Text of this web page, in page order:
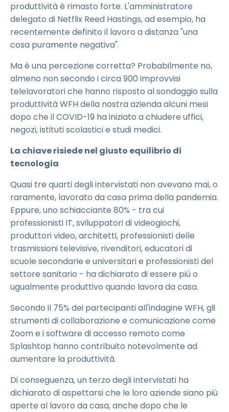
produttività è rimasto forte. L'amministratore
delegato di Netflix Reed Hastings, ad esempio, ha
recentemente definito il lavoro a distanza "una
cosa puramente negativa".
Ma è una percezione corretta? Probabilmente no,
almeno non secondo i circa 900 improvvisi
telelavoratori che hanno risposto al sondaggio sulla
produttività WFH della nostra aziendaalcuni mesi
dopo che il COVID-19 ha iniziato a chiudere uffici,
negozi, istituti scolastici e studi medici.
La chiave risiede nel giusto equilibrio di
tecnologia
Quasi tre quarti degli intervistati non avevano mai, o
raramente, lavorato da casa prima della pandemia.
Eppure, uno schiacciante 80% - tra cui
professionisti IT, sviluppatori di videogiochi,
produttori video, architetti, professionisti delle
trasmissioni televisive, rivenditori, educatori di
scuole secondarie e universitari e professionisti del
settore sanitario - ha dichiarato di essere più o
ugualmente produttivo quando lavora da casa.
Secondo il 75% dei partecipanti all'indagine WFH, gli
strumenti di collaborazione e comunicazione come
Zoom e i software di accesso remoto come
Splashtop hanno contribuito notevolmente ad
aumentare la produttività.
Di conseguenza, un terzo degli intervistati ha
dichiarato di aspettarsi che le loro aziende siano più
aperte al lavoro da casa, anche dopo che le